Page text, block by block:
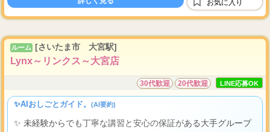
お気に入り
ルーム [さいたま市 大宮駅]
Lynx～リンクス～大宮店
30代歓迎 20代歓迎 LINE応募OK
✨AIおしごとガイド。 (AI要約)
✨ 未経験からでも丁寧な講習と安心の保証がある大手グループ